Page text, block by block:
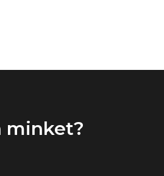
minket?